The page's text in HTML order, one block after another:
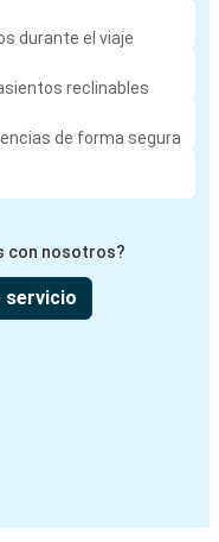
durante el viaje
reclinables
de forma segura
con nosotros?
servicio